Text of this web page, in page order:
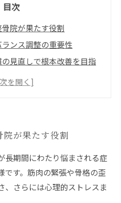
目次
院が果たす役割
ンス調整の重要性
見直しで根本改善を目指
が果たす役割
長期間にわたり悩まされる症
です。筋肉の緊張や骨格の歪
、さらには心理的ストレスま